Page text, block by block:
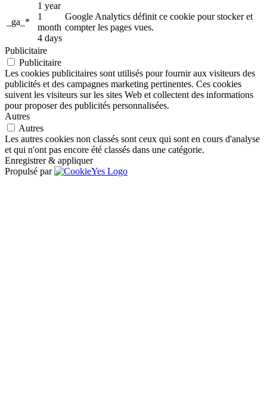
_ga_*
1 year
1
month
4 days
Google Analytics définit ce cookie pour stocker et
compter les pages vues.
Publicitaire
Publicitaire
Les cookies publicitaires sont utilisés pour fournir aux visiteurs des
publicités et des campagnes marketing pertinentes. Ces cookies
suivent les visiteurs sur les sites Web et collectent des informations
pour proposer des publicités personnalisées.
Autres
Autres
Les autres cookies non classés sont ceux qui sont en cours d'analyse
et qui n'ont pas encore été classés dans une catégorie.
Enregistrer & appliquer
Propulsé par